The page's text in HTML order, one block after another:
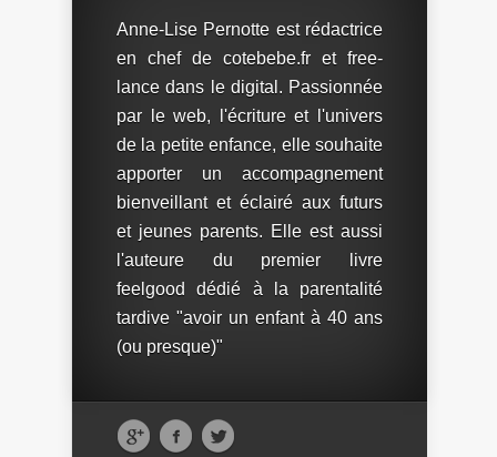
Anne-Lise Pernotte est rédactrice
en chef de cotebebe.fr et free-
lance dans le digital. Passionnée
par le web, l'écriture et l'univers
de la petite enfance, elle souhaite
apporter un accompagnement
bienveillant et éclairé aux futurs
et jeunes parents. Elle est aussi
l'auteure du premier livre
feelgood dédié à la parentalité
tardive "avoir un enfant à 40 ans
(ou presque)"